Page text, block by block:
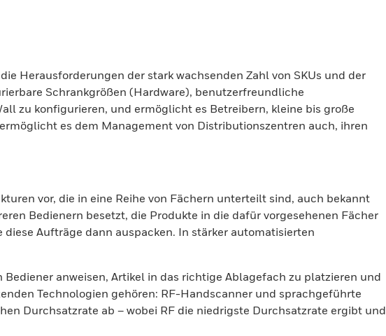
Herausforderungen der stark wachsenden Zahl von SKUs und der
Schrankgrößen (Hardware), benutzerfreundliche
zu konfigurieren, und ermöglicht es Betreibern, kleine bis große
es dem Management von Distributionszentren auch, ihren
vor, die in eine Reihe von Fächern unterteilt sind, auch bekannt
Bedienern besetzt, die Produkte in die dafür vorgesehenen Fächer
Aufträge dann auspacken. In stärker automatisierten
anweisen, Artikel in das richtige Ablagefach zu platzieren und
Technologien gehören: RF-Handscanner und sprachgeführte
Durchsatzrate ab – wobei RF die niedrigste Durchsatzrate ergibt und